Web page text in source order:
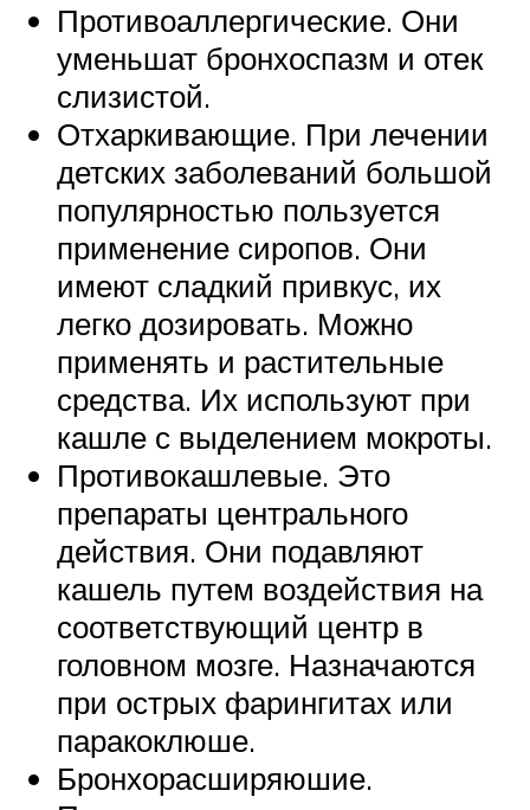
Противоаллергические. Они
уменьшат бронхоспазм и отек
слизистой.
Отхаркивающие. При лечении
детских заболеваний большой
популярностью пользуется
применение сиропов. Они
имеют сладкий привкус, их
легко дозировать. Можно
применять и растительные
средства. Их используют при
кашле с выделением мокроты.
Противокашлевые. Это
препараты центрального
действия. Они подавляют
кашель путем воздействия на
соответствующий центр в
головном мозге. Назначаются
при острых фарингитах или
паракоклюше.
Бронхорасширяюшие.